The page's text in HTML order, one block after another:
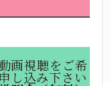
画視聴をご希
し込み下さい